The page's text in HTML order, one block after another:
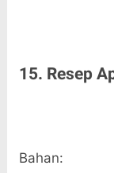
15. Resep
Bahan: